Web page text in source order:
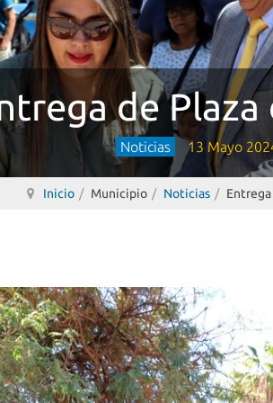
Inicio Municipio Noticias Entrega
de Plaza
Noticias 13 Mayo